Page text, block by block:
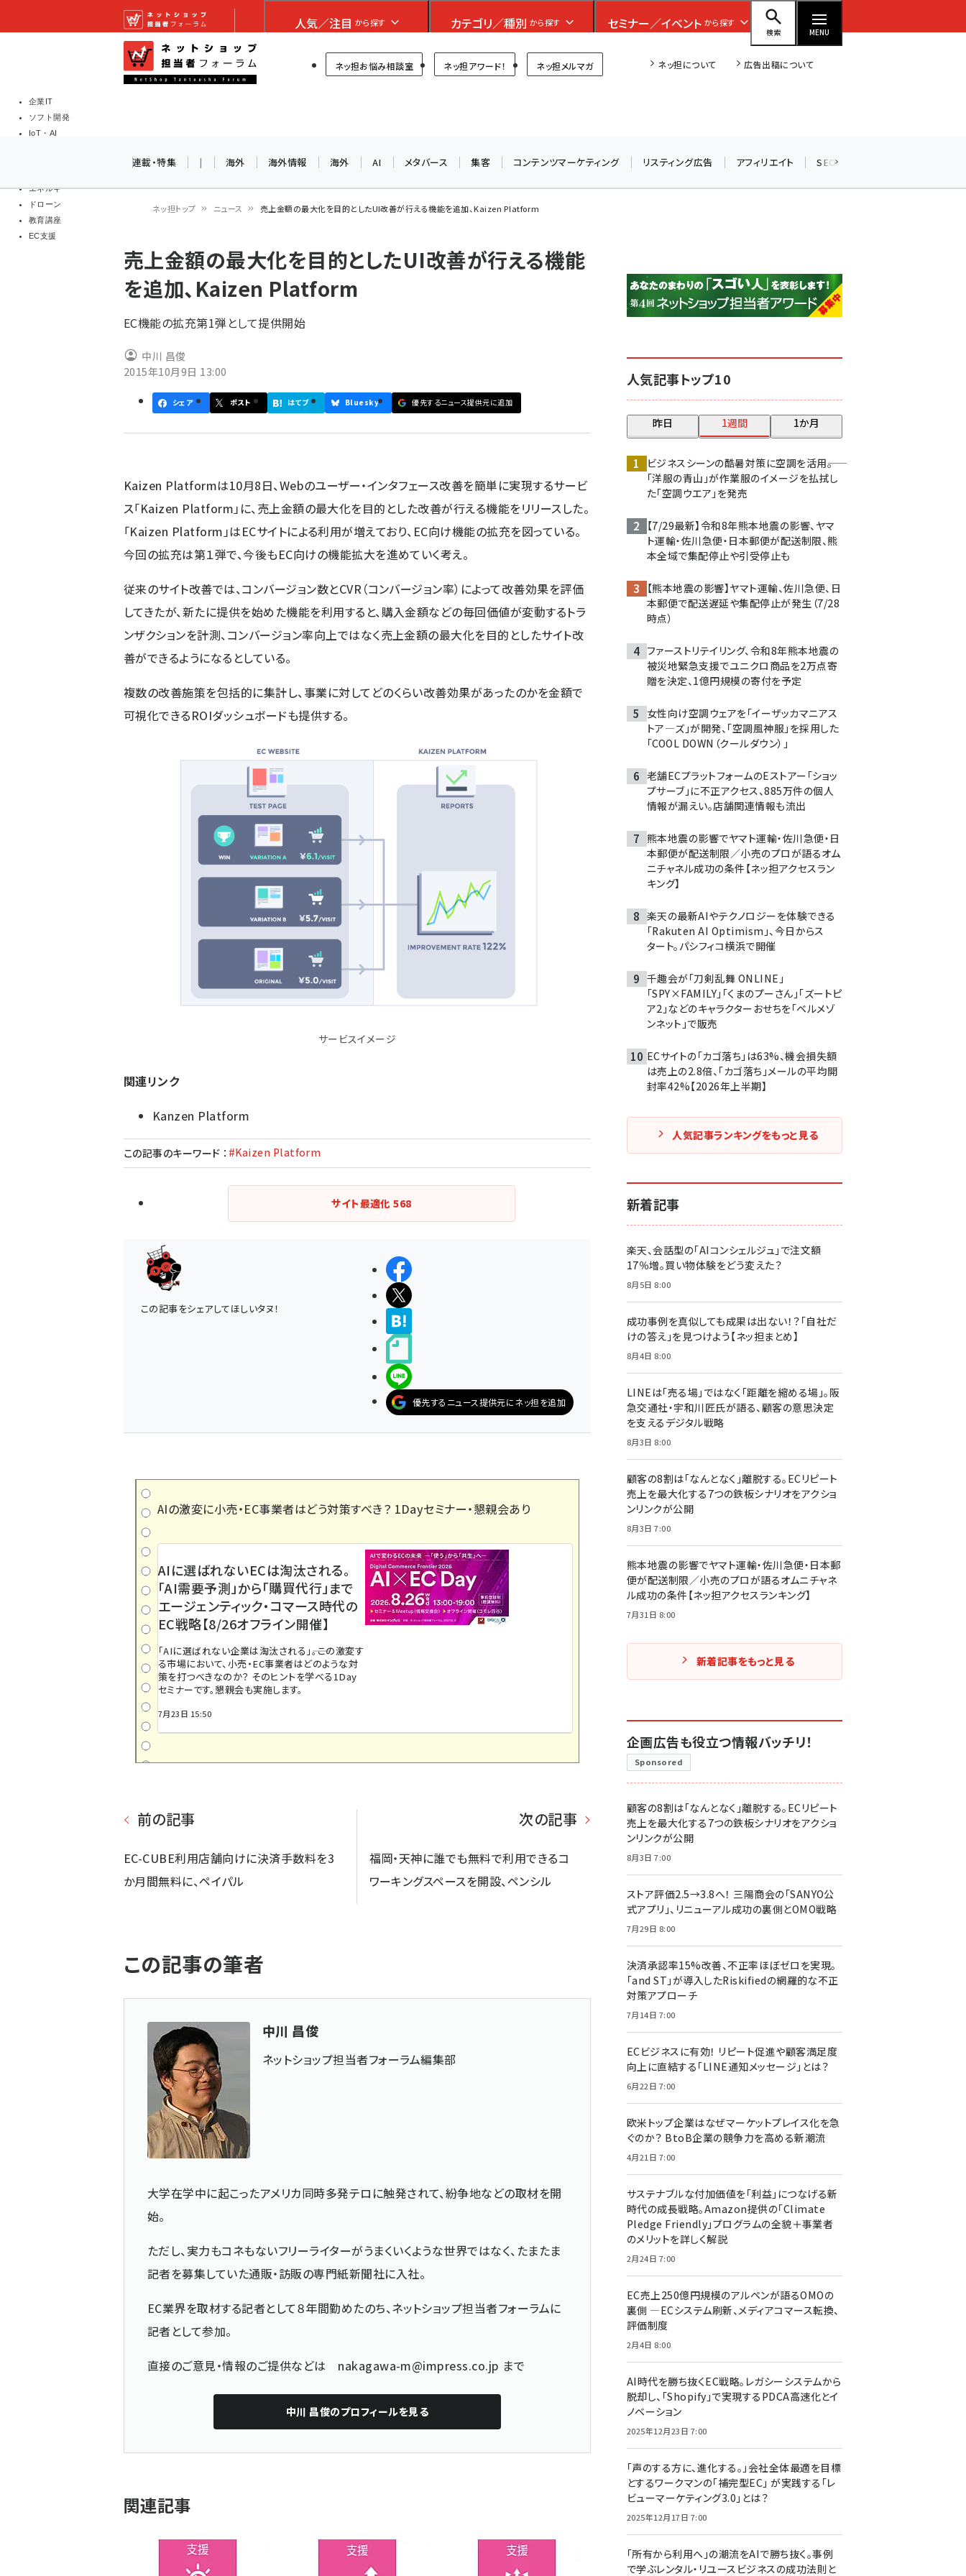
イ
企業IT
ソフト開発
IoT・AI
エネルギー
ドローン
教育講座
EC支援
ネットショップ担当者フォーラム
ネッ担お悩み相談室 ネッ担アワード！ ネッ担メルマガ ネッ担について 広告出稿について
検索 MENU
ネットショップ担当者フォーラム
人気／注目 から探す カテゴリ／種別 から探す セミナー／イベント から探す
yahoo (1896)
base (1068)
ビィ・フォアード (769)
連載・特集 | 海外 海外情報 海外 AI メタバース 集客 コンテンツマーケティング リスティング広告 アフィリエイト SEO
ン
く
ず
ネッ担トップ ニュース 売上金額の最大化を目的としたUI改善が行える機能を追加、Kaizen Platform
売上金額の最大化を目的としたUI改善が行える機能
を追加、Kaizen Platform
EC機能の拡充第1弾として提供開始
中川 昌俊
2015年10月9日 13:00
シェア ポスト はてブ Bluesky 優先するニュース提供元に追加
Kaizen Platformは10月8日、Webのユーザー・インタフェース改善を簡単に実現するサービ
ス「Kaizen Platform」に、売上金額の最大化を目的とした改善が行える機能をリリースした。
「Kaizen Platform」はECサイトによる利用が増えており、EC向け機能の拡充を図っている。
今回の拡充は第１弾で、今後もEC向けの機能拡大を進めていく考え。
従来のサイト改善では、コンバージョン数とCVR（コンバージョン率）によって改善効果を評価
してきたが、新たに提供を始めた機能を利用すると、購入金額などの毎回価値が変動するトラ
ンザクションを計測、コンバージョン率向上ではなく売上金額の最大化を目的としたサイト改
善ができるようになるとしている。
複数の改善施策を包括的に集計し、事業に対してどのくらい改善効果があったのかを金額で
可視化できるROIダッシュボードも提供する。
サービスイメージ
関連リンク
Kanzen Platform
この記事のキーワード ： #Kaizen Platform
サイト最適化568
この記事をシェアしてほしいタヌ！
優先するニュース提供元にネッ担を追加
AIの激変に小売・EC事業者はどう対策すべき？ 1Dayセミナー・懇親会あり
AIに選ばれないECは淘汰される。
「AI需要予測」から「購買代行」まで
エージェンティック・コマース時代の
EC戦略【8/26オフライン開催】
「AIに選ばれない企業は淘汰される」――。この激変す
る市場において、小売・EC事業者はどのような対
策を打つべきなのか？ そのヒントを学べる1Day
セミナーです。懇親会も実施します。
7月23日 15:50
前の記事
EC-CUBE利用店舗向けに決済手数料を3
か月間無料に、ペイパル
次の記事
福岡・天神に誰でも無料で利用できるコ
ワーキングスペースを開設、ペンシル
この記事の筆者
中川 昌俊
ネットショップ担当者フォーラム編集部
大学在学中に起こったアメリカ同時多発テロに触発されて、紛争地などの取材を開
始。
ただし、実力もコネもないフリーライターがうまくいくような世界ではなく、たまたま
記者を募集していた通販・訪販の専門紙新聞社に入社。
EC業界を取材する記者として８年間勤めたのち、ネットショップ担当者フォーラムに
記者として参加。
直接のご意見・情報のご提供などは nakagawa-m@impress.co.jp まで
中川 昌俊のプロフィールを見る
関連記事
人気記事トップ10
昨日 1週間 1か月
ビジネスシーンの酷暑対策に空調を活用――。
「洋服の青山」が作業服のイメージを払拭し
た「空調ウエア」を発売
【7/29最新】令和8年熊本地震の影響、ヤマ
ト運輸・佐川急便・日本郵便が配送制限、熊
本全域で集配停止や引受停止も
【熊本地震の影響】ヤマト運輸、佐川急便、日
本郵便で配送遅延や集配停止が発生（7/28
時点）
ファーストリテイリング、令和8年熊本地震の
被災地緊急支援でユニクロ商品を2万点寄
贈を決定、1億円規模の寄付を予定
女性向け空調ウェアを「イーザッカマニアス
トア―ズ」が開発、「空調風神服」を採用した
「COOL DOWN（クールダウン）」
老舗ECプラットフォームのEストアー「ショッ
プサーブ」に不正アクセス、885万件の個人
情報が漏えい。店舗関連情報も流出
熊本地震の影響でヤマト運輸・佐川急便・日
本郵便が配送制限／小売のプロが語るオム
ニチャネル成功の条件【ネッ担アクセスラン
キング】
楽天の最新AIやテクノロジーを体験できる
「Rakuten AI Optimism」、今日からス
タート。パシフィコ横浜で開催
千趣会が「刀剣乱舞 ONLINE」
「SPY×FAMILY」「くまのプーさん」「ズートピ
ア2」などのキャラクターおせちを「ベルメゾ
ンネット」で販売
ECサイトの「カゴ落ち」は63%、機会損失額
は売上の2.8倍、「カゴ落ち」メールの平均開
封率42%【2026年上半期】
人気記事ランキングをもっと見る
新着記事
楽天、会話型の「AIコンシェルジュ」で注文額
17％増。買い物体験をどう変えた？
8月5日 8:00
成功事例を真似しても成果は出ない！？「自社だ
けの答え」を見つけよう【ネッ担まとめ】
8月4日 8:00
LINEは「売る場」ではなく「距離を縮める場」。阪
急交通社・宇和川匠氏が語る、顧客の意思決定
を支えるデジタル戦略
8月3日 8:00
顧客の8割は「なんとなく」離脱する。ECリピート
売上を最大化する7つの鉄板シナリオをアクショ
ンリンクが公開
8月3日 7:00
熊本地震の影響でヤマト運輸・佐川急便・日本郵
便が配送制限／小売のプロが語るオムニチャネ
ル成功の条件【ネッ担アクセスランキング】
7月31日 8:00
新着記事をもっと見る
企画広告も役立つ情報バッチリ！
Sponsored
顧客の8割は「なんとなく」離脱する。ECリピート
売上を最大化する7つの鉄板シナリオをアクショ
ンリンクが公開
8月3日 7:00
ストア評価2.5→3.8へ！ 三陽商会の「SANYO公
式アプリ」、リニューアル成功の裏側とOMO戦略
7月29日 8:00
決済承認率15%改善、不正率ほぼゼロを実現。
「and ST」が導入したRiskifiedの網羅的な不正
対策アプローチ
7月14日 7:00
ECビジネスに有効！ リピート促進や顧客満足度
向上に直結する「LINE通知メッセージ」とは？
6月22日 7:00
欧米トップ企業はなぜマーケットプレイス化を急
ぐのか？ BtoB企業の競争力を高める新潮流
4月21日 7:00
サステナブルな付加価値を「利益」につなげる新
時代の成長戦略。Amazon提供の「Climate
Pledge Friendly」プログラムの全貌＋事業者
のメリットを詳しく解説
2月24日 7:00
EC売上250億円規模のアルペンが語るOMOの
裏側 ―ECシステム刷新、メディアコマース転換、
評価制度
2月4日 8:00
AI時代を勝ち抜くEC戦略。レガシーシステムから
脱却し、「Shopify」で実現するPDCA高速化とイ
ノベーション
2025年12月23日 7:00
「声のする方に、進化する。」会社全体最適を目標
とするワークマンの「補完型EC」 が実践する「レ
ビューマーケティング3.0」とは？
2025年12月17日 7:00
「所有から利用へ」の潮流をAIで勝ち抜く。事例
で学ぶレンタル・リユースビジネスの成功法則と